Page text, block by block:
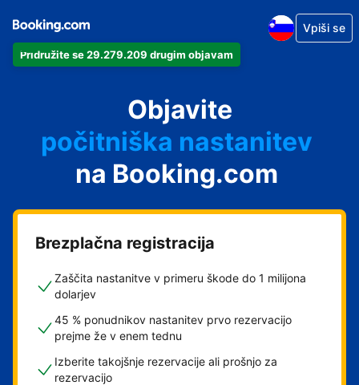
Pridružite se 29.279.209 drugim objavam
Vpiši se
Objavite
svoj apartma
svoj hotel
počitniška nastanitev
svoje gostišče
svoj B&B
na Booking.com
Brezplačna registracija
Zaščita nastanitve v primeru škode do 1 milijona
dolarjev
45 % ponudnikov nastanitev prvo rezervacijo
prejme že v enem tednu
Izberite takojšnje rezervacije ali prošnjo za
rezervacijo